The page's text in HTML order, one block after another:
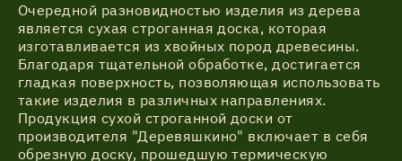
Очередной разновидностью изделия из дерева
является сухая строганная доска, которая
изготавливается из хвойных пород древесины.
Благодаря тщательной обработке, достигается
гладкая поверхность, позволяющая использовать
такие изделия в различных направлениях.
Продукция сухой строганной доски от
производителя "Деревяшкино" включает в себя
обрезную доску, прошедшую термическую